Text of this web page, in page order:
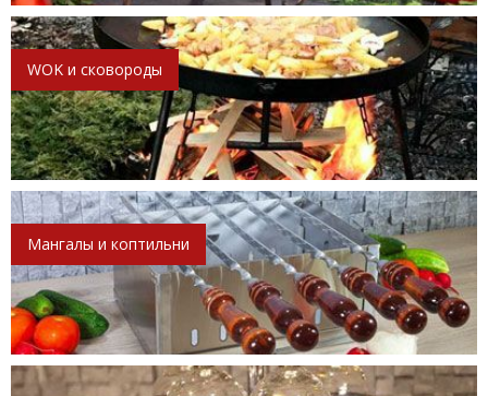
WOK и сковороды
Мангалы и коптильни